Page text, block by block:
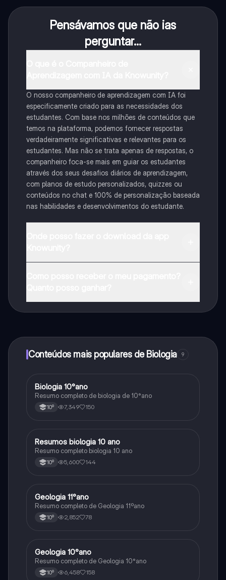
Pensávamos que não ias
perguntar...
O nosso companheiro de aprendizagem com IA foi
especificamente criado para as necessidades dos
estudantes. Com base nos milhões de conteúdos que
temos na plataforma, podemos fornecer respostas
verdadeiramente significativas e relevantes para os
estudantes. Mas não se trata apenas de respostas, o
companheiro foca-se mais em guiar os estudantes
através dos seus desafios diários de aprendizagem,
com planos de estudo personalizados, quizzes ou
conteúdos no chat e 100% de personalização baseada
nas habilidades e desenvolvimentos do estudante.
Conteúdos mais populares de Biologia 9
Biologia
Biologia 10°ano
Resumo completo de biologia de 10°ano
10º 7,349 150
Biologia
Resumos biologia 10 ano
Resumo completo biologia 10 ano
10º 5,600 144
Biologia
Geologia 11°ano
Resumo completo de Geologia 11ºano
10º 2,852 78
Biologia
Geologia 10°ano
Resumo completo de Geologia 10°ano
10º 6,458 158